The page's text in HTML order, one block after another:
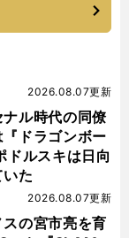
ル時代の同僚
ドラゴンボー
ドルスキは日向
た
2026.08.07更新
の宮市亮を育
2026.08.07更新